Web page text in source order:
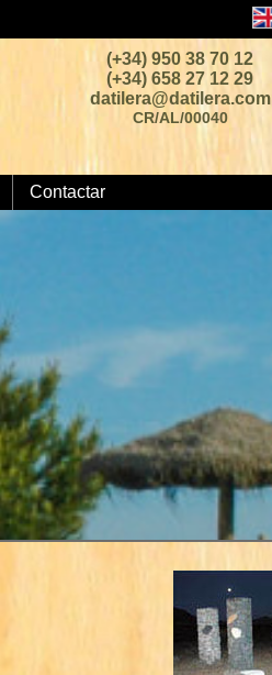
(+34) 950 38 70 12
(+34) 658 27 12 29
datilera@datilera.com
CR/AL/00040
Contactar